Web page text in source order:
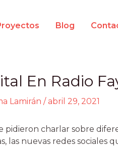
Blog
En Radio
Lamirán / abril 29, 2021
pidieron charlar sobre
las nuevas redes sociales